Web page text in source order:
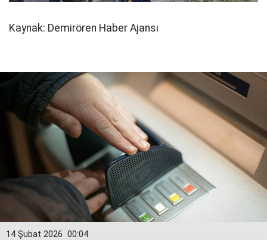
Kaynak: Demirören Haber Ajansı
00:04
14 Şubat 2026